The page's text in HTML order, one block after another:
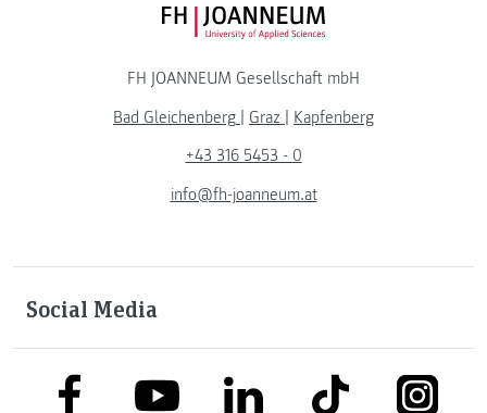
FH JOANNEUM Logo
FH JOANNEUM Gesellschaft mbH
Bad Gleichenberg | Graz | Kapfenberg
+43 316 5453 - 0
info@fh-joanneum.at
Social Media
link to facebooklink to youtubelink to linkedinlink to tiktok link to